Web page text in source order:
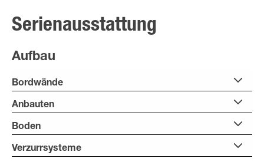
Serienausstattung
Aufbau
Bordwände
Anbauten
Boden
Verzurrsysteme